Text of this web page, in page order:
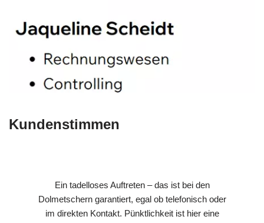
Kundenstimmen
Ein tadelloses Auftreten – das ist bei den
Dolmetschern garantiert, egal ob telefonisch oder
im direkten Kontakt. Pünktlichkeit ist hier eine